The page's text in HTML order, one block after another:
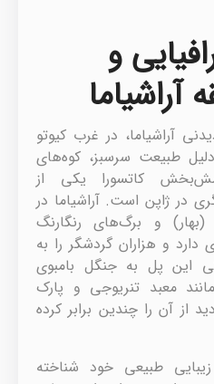
و
آراشیاما، در غرب کیوتو
طبیعت سرسبز، کوه‌های
کاتسورا یکی از
در ژاپن است. آراشیاما در
و برگ‌های رنگارنگ
دارد و هزاران گردشگر را به
این پل به جنگل بامبوی
معبد تنریوجی و پارک
از آن را چندین برابر کرده
زیبایی طبیعی خود شناخته